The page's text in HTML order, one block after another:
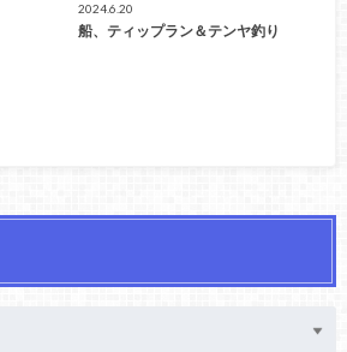
2024.6.20
船、ティップラン＆テンヤ釣り